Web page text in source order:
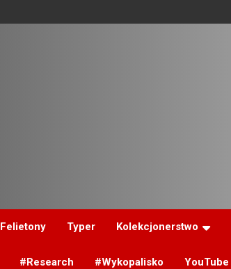
Felietony Typer Kolekcjonerstwo
#Research #Wykopalisko YouTube